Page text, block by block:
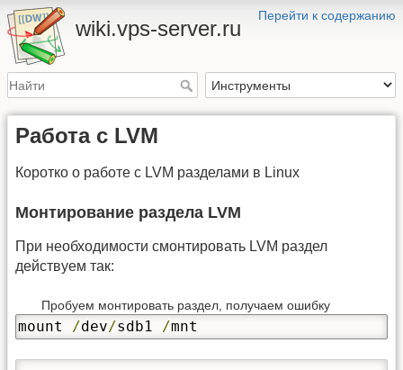
Перейти к содержанию
wiki.vps-server.ru
Работа с LVM
Коротко о работе с LVM разделами в Linux
Монтирование раздела LVM
При необходимости смонтировать LVM раздел
действуем так:
Пробуем монтировать раздел, получаем ошибку
mount /dev/sdb1 /mnt